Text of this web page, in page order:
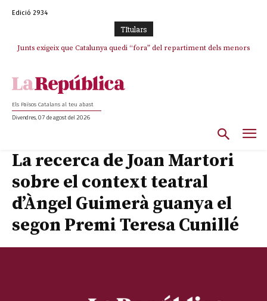
Edició 2934
TItulars
Junts exigeix que Catalunya quedi “fora” del repartiment dels menors
Els Països Catalans al teu abast
Divendres, 07 de agost del 2026
La recerca de Joan Martori
sobre el context teatral
d’Àngel Guimerà guanya el
segon Premi Teresa Cunillé